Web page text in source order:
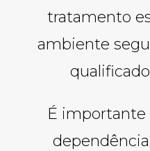
tratamento
ambiente
É importante